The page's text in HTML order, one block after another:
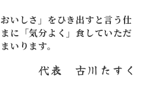
いしさ」をひき出す と言う仕
に「気分よく」食していただ
いります。
代表 古川たすく